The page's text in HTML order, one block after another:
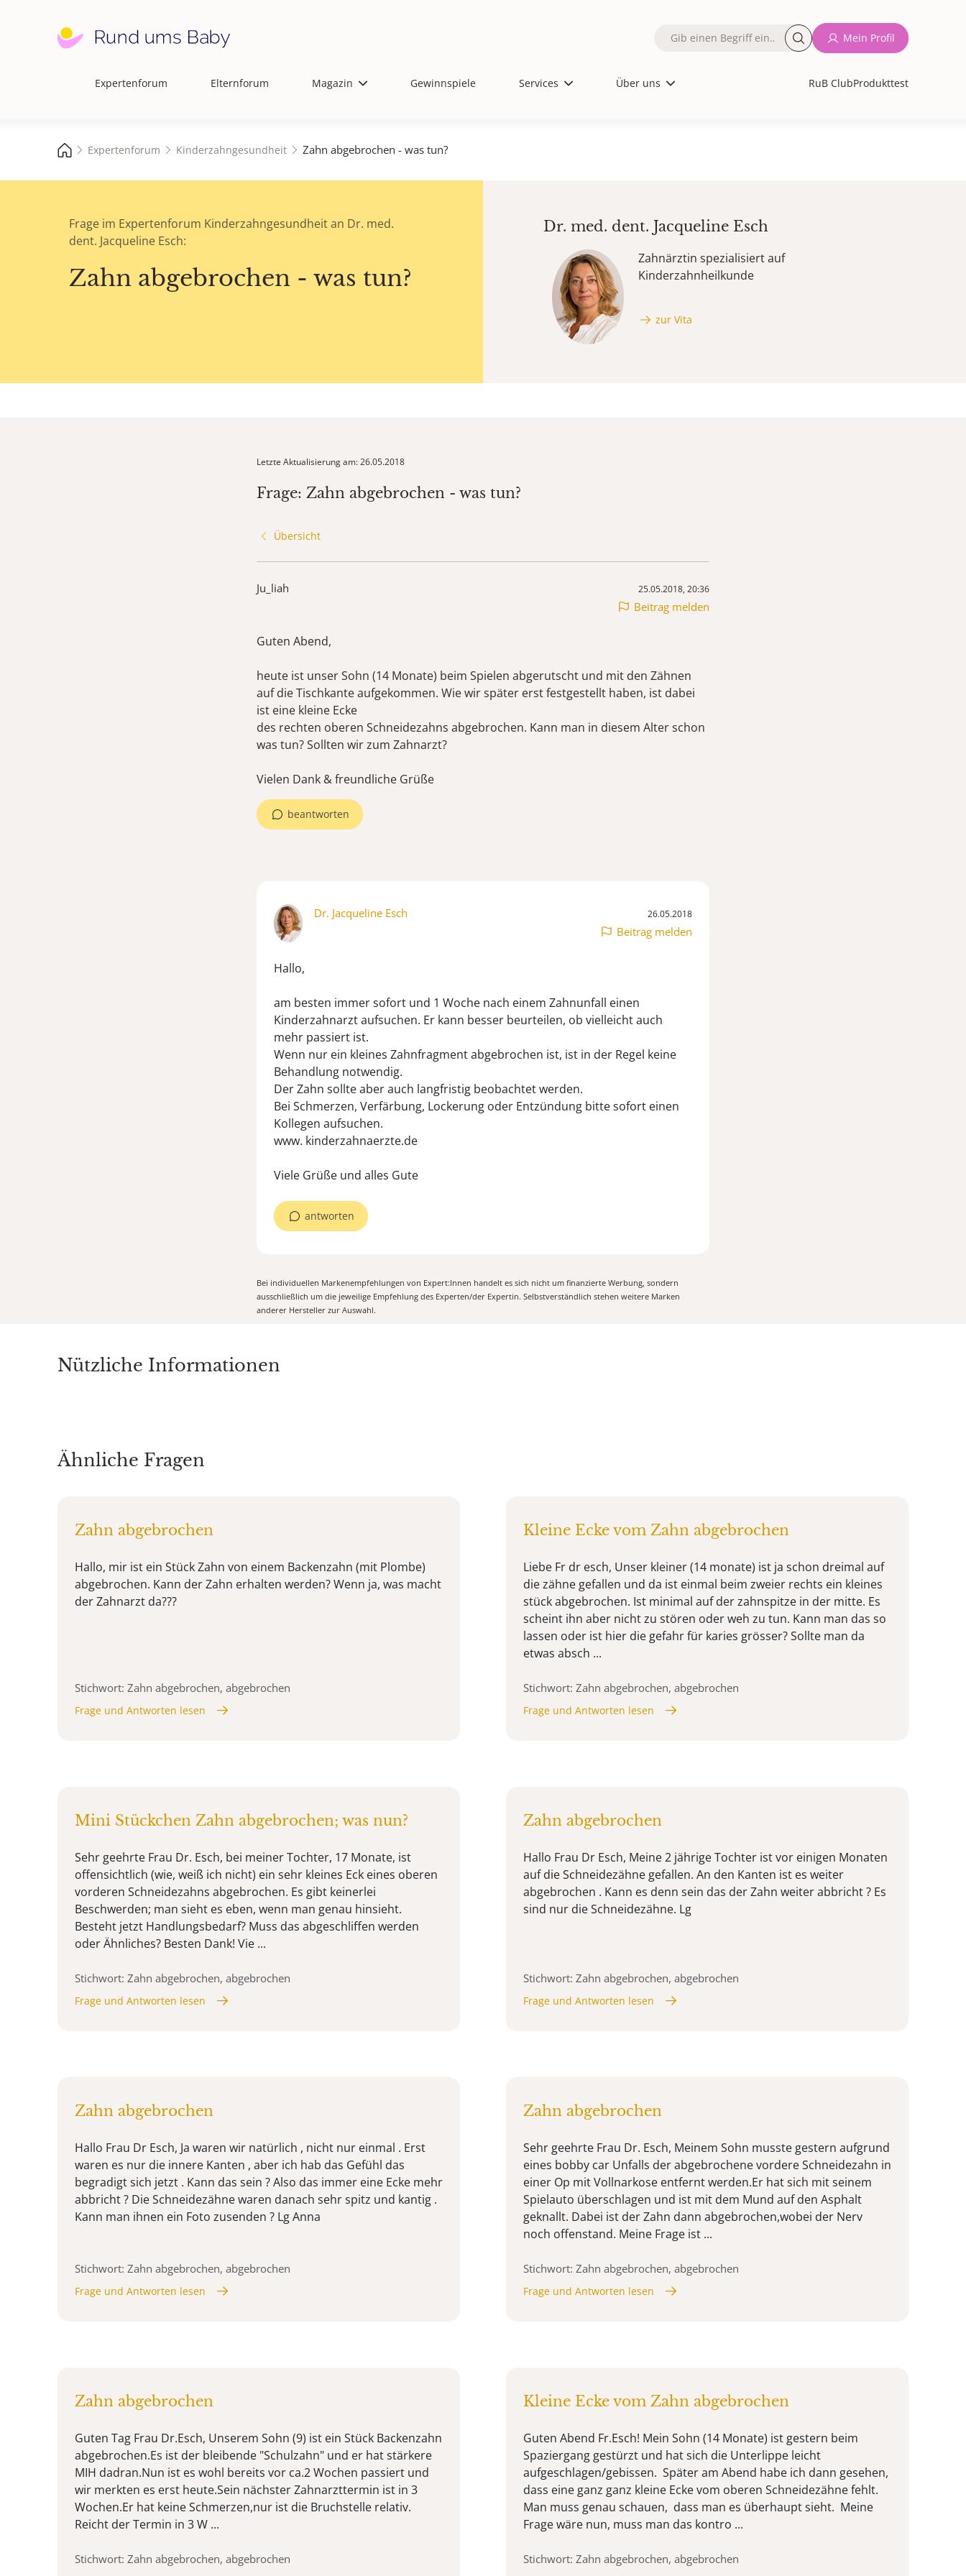
Hauptnavigation
Expertenforum Elternforum Magazin Gewinnspiele Services Über uns RuB ClubProdukttest
Fulltext
Mein Profil
Expertenforum Kinderzahngesundheit Zahn abgebrochen - was tun?
Frage im Expertenforum Kinderzahngesundheit an Dr. med.
dent. Jacqueline Esch:
Zahn abgebrochen - was tun?
Dr. med. dent. Jacqueline Esch
Zahnärztin spezialisiert auf
Kinderzahnheilkunde
zur Vita
Letzte Aktualisierung am: 26.05.2018
Frage: Zahn abgebrochen - was tun?
Übersicht
Ju_liah 25.05.2018, 20:36
Beitrag melden
Guten Abend,
heute ist unser Sohn (14 Monate) beim Spielen abgerutscht und mit den Zähnen
auf die Tischkante aufgekommen. Wie wir später erst festgestellt haben, ist dabei
ist eine kleine Ecke
des rechten oberen Schneidezahns abgebrochen. Kann man in diesem Alter schon
was tun? Sollten wir zum Zahnarzt?
Vielen Dank & freundliche Grüße
beantworten
Dr. Jacqueline Esch 26.05.2018
Beitrag melden
Hallo,
am besten immer sofort und 1 Woche nach einem Zahnunfall einen
Kinderzahnarzt aufsuchen. Er kann besser beurteilen, ob vielleicht auch
mehr passiert ist.
Wenn nur ein kleines Zahnfragment abgebrochen ist, ist in der Regel keine
Behandlung notwendig.
Der Zahn sollte aber auch langfristig beobachtet werden.
Bei Schmerzen, Verfärbung, Lockerung oder Entzündung bitte sofort einen
Kollegen aufsuchen.
www. kinderzahnaerzte.de
Viele Grüße und alles Gute
antworten
Bei individuellen Markenempfehlungen von Expert:Innen handelt es sich nicht um finanzierte Werbung, sondern
ausschließlich um die jeweilige Empfehlung des Experten/der Expertin. Selbstverständlich stehen weitere Marken
anderer Hersteller zur Auswahl.
Nützliche Informationen
Ähnliche Fragen
Zahn abgebrochen
Hallo, mir ist ein Stück Zahn von einem Backenzahn (mit Plombe)
abgebrochen. Kann der Zahn erhalten werden? Wenn ja, was macht
der Zahnarzt da???
Stichwort: Zahn abgebrochen, abgebrochen
Frage und Antworten lesen
Kleine Ecke vom Zahn abgebrochen
Liebe Fr dr esch, Unser kleiner (14 monate) ist ja schon dreimal auf
die zähne gefallen und da ist einmal beim zweier rechts ein kleines
stück abgebrochen. Ist minimal auf der zahnspitze in der mitte. Es
scheint ihn aber nicht zu stören oder weh zu tun. Kann man das so
lassen oder ist hier die gefahr für karies grösser? Sollte man da
etwas absch ...
Stichwort: Zahn abgebrochen, abgebrochen
Frage und Antworten lesen
Mini Stückchen Zahn abgebrochen; was nun?
Sehr geehrte Frau Dr. Esch, bei meiner Tochter, 17 Monate, ist
offensichtlich (wie, weiß ich nicht) ein sehr kleines Eck eines oberen
vorderen Schneidezahns abgebrochen. Es gibt keinerlei
Beschwerden; man sieht es eben, wenn man genau hinsieht.
Besteht jetzt Handlungsbedarf? Muss das abgeschliffen werden
oder Ähnliches? Besten Dank! Vie ...
Stichwort: Zahn abgebrochen, abgebrochen
Frage und Antworten lesen
Zahn abgebrochen
Hallo Frau Dr Esch, Meine 2 jährige Tochter ist vor einigen Monaten
auf die Schneidezähne gefallen. An den Kanten ist es weiter
abgebrochen . Kann es denn sein das der Zahn weiter abbricht ? Es
sind nur die Schneidezähne. Lg
Stichwort: Zahn abgebrochen, abgebrochen
Frage und Antworten lesen
Zahn abgebrochen
Hallo Frau Dr Esch, Ja waren wir natürlich , nicht nur einmal . Erst
waren es nur die innere Kanten , aber ich hab das Gefühl das
begradigt sich jetzt . Kann das sein ? Also das immer eine Ecke mehr
abbricht ? Die Schneidezähne waren danach sehr spitz und kantig .
Kann man ihnen ein Foto zusenden ? Lg Anna
Stichwort: Zahn abgebrochen, abgebrochen
Frage und Antworten lesen
Zahn abgebrochen
Sehr geehrte Frau Dr. Esch, Meinem Sohn musste gestern aufgrund
eines bobby car Unfalls der abgebrochene vordere Schneidezahn in
einer Op mit Vollnarkose entfernt werden.Er hat sich mit seinem
Spielauto überschlagen und ist mit dem Mund auf den Asphalt
geknallt. Dabei ist der Zahn dann abgebrochen,wobei der Nerv
noch offenstand. Meine Frage ist ...
Stichwort: Zahn abgebrochen, abgebrochen
Frage und Antworten lesen
Zahn abgebrochen
Guten Tag Frau Dr.Esch, Unserem Sohn (9) ist ein Stück Backenzahn
abgebrochen.Es ist der bleibende "Schulzahn" und er hat stärkere
MIH dadran.Nun ist es wohl bereits vor ca.2 Wochen passiert und
wir merkten es erst heute.Sein nächster Zahnarzttermin ist in 3
Wochen.Er hat keine Schmerzen,nur ist die Bruchstelle relativ.
Reicht der Termin in 3 W ...
Stichwort: Zahn abgebrochen, abgebrochen
Kleine Ecke vom Zahn abgebrochen
Guten Abend Fr.Esch! Mein Sohn (14 Monate) ist gestern beim
Spaziergang gestürzt und hat sich die Unterlippe leicht
aufgeschlagen/gebissen. Später am Abend habe ich dann gesehen,
dass eine ganz ganz kleine Ecke vom oberen Schneidezähne fehlt.
Man muss genau schauen, dass man es überhaupt sieht. Meine
Frage wäre nun, muss man das kontro ...
Stichwort: Zahn abgebrochen, abgebrochen